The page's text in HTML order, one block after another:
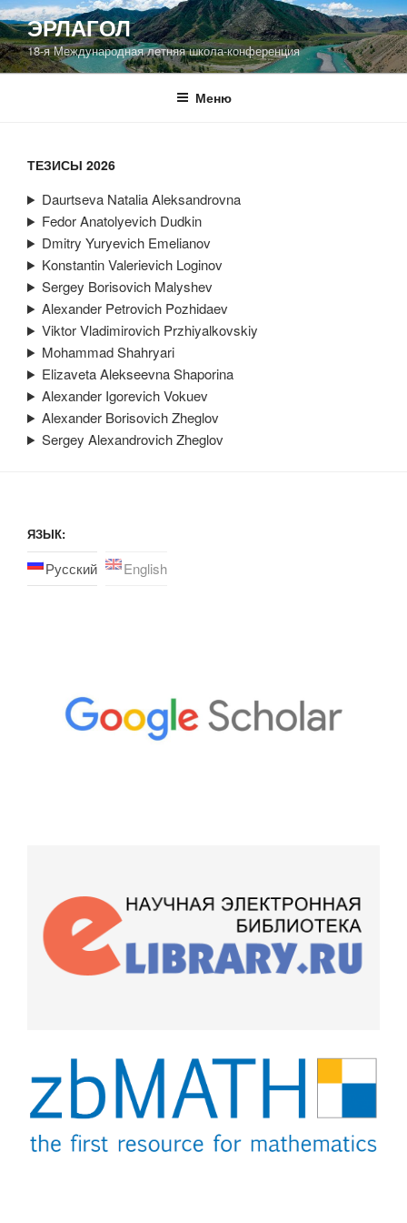
Перейти
к
содержимому
ЭРЛАГОЛ
18-я Международная летняя школа-конференция
Меню
ТЕЗИСЫ 2026
Daurtseva Natalia Aleksandrovna
Fedor Anatolyevich Dudkin
Dmitry Yuryevich Emelianov
Konstantin Valerievich Loginov
Sergey Borisovich Malyshev
Alexander Petrovich Pozhidaev
Viktor Vladimirovich Przhiyalkovskiy
Mohammad Shahryari
Elizaveta Alekseevna Shaporina
Alexander Igorevich Vokuev
Alexander Borisovich Zheglov
Sergey Alexandrovich Zheglov
ЯЗЫК:
Русский English